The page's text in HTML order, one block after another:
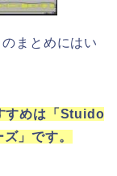
まとめにはい
すめは「Stuido
」です。